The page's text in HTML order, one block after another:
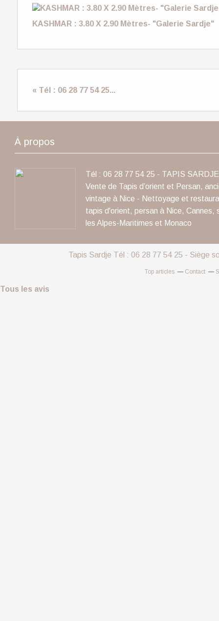
KASHMAR : 3.80 X 2.90 Mètres- "Galerie Sardje"
« Tél : 06 28 77 54 25...
À propos
Tél : 06 28 77 54 25 - TAPIS
Vente de Tapis d’orient et Persan,
vintage à Nice - Nettoyage et
tapis d'orient, persan à Nice, Cannes,
les Alpes-Maritimes et Monaco
Tapis Sardje Tél : 06 28 77 54 25 - Siège
Top articles Contact
Tous les avis